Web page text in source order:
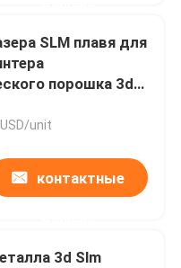
SLM плавя для
порошка 3d
титана
unit
контактные
3d Slm